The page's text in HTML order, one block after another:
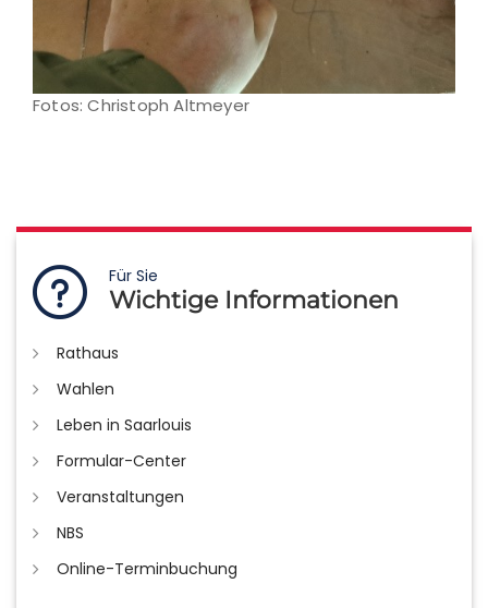
Fotos: Christoph Altmeyer
Für Sie
Wichtige Informationen
Rathaus
Wahlen
Leben in Saarlouis
Formular-Center
Veranstaltungen
NBS
Online-Terminbuchung